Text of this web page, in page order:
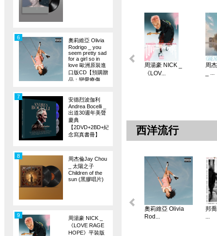
奧莉維亞 Olivia
Rodrigo _ you
seem pretty sad
for a girl so in
love 歐洲原裝進
口版CD【預購贈
品：戀愛療傷
6
安德烈波伽利
Andrea Bocelli _
出道30週年美聲
慶典
【2DVD+2BD+紀
念寫真書冊】
7
周杰倫Jay Chou
_ 太陽之子
Children of the
sun (黑膠唱片)
8
周湯豪 NICK _
《LOVE RAGE
HOPE》平裝版
9
周湯豪 NICK _
《LOV...
周
_ ...
西洋流行
奧莉維亞 Olivia
Rod...
邦
...